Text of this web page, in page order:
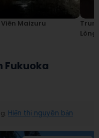
Maizuru
Fukuoka
Hiển thị nguyên bản